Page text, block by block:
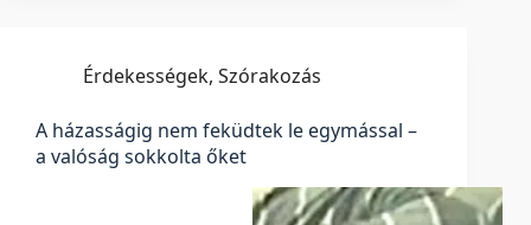
Érdekességek, Szórakozás
A házasságig nem feküdtek le egymással –
a valóság sokkolta őket